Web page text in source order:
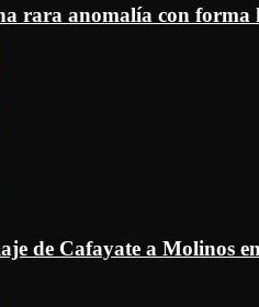
rara anomalía con forma
de Cafayate a Molinos